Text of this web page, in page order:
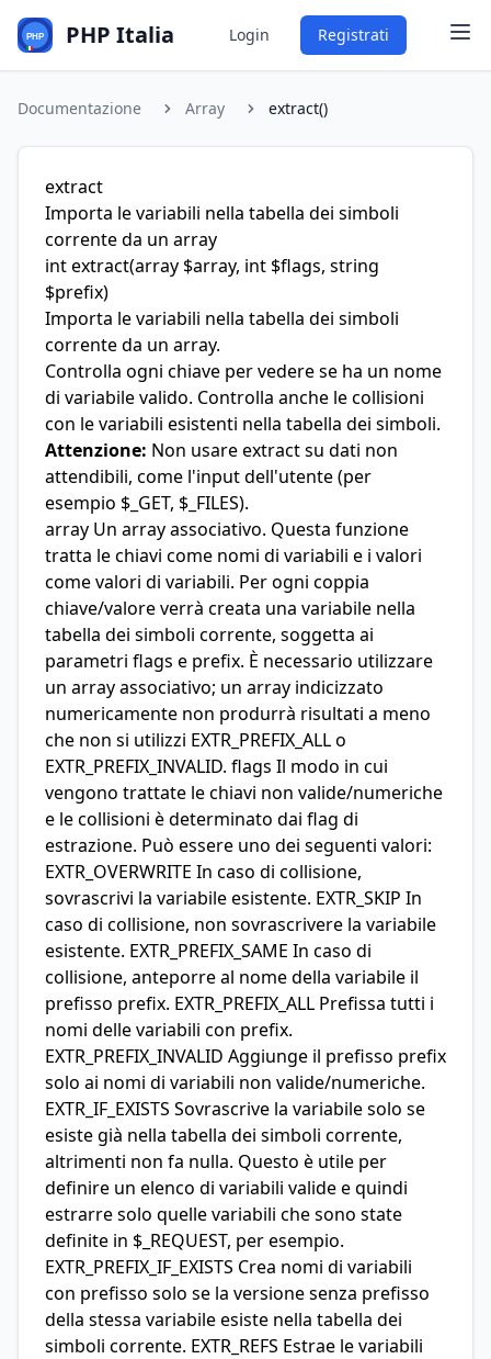
PHP Italia Login Registrati
Documentazione Array extract()
extract
Importa le variabili nella tabella dei simboli
corrente da un array
intextract(array $array, int $flags, string
$prefix)
Importa le variabili nella tabella dei simboli
corrente da un array.
Controlla ogni chiave per vedere se ha un nome
di variabile valido. Controlla anche le collisioni
con le variabili esistenti nella tabella dei simboli.
Attenzione: Non usare extract su dati non
attendibili, come l'input dell'utente (per
esempio $_GET, $_FILES).
array Un array associativo. Questa funzione
tratta le chiavi come nomi di variabili e i valori
come valori di variabili. Per ogni coppia
chiave/valore verrà creata una variabile nella
tabella dei simboli corrente, soggetta ai
parametri flags e prefix. È necessario utilizzare
un array associativo; un array indicizzato
numericamente non produrrà risultati a meno
che non si utilizzi EXTR_PREFIX_ALL o
EXTR_PREFIX_INVALID. flags Il modo in cui
vengono trattate le chiavi non valide/numeriche
e le collisioni è determinato dai flag di
estrazione. Può essere uno dei seguenti valori:
EXTR_OVERWRITE In caso di collisione,
sovrascrivi la variabile esistente. EXTR_SKIP In
caso di collisione, non sovrascrivere la variabile
esistente. EXTR_PREFIX_SAME In caso di
collisione, anteporre al nome della variabile il
prefisso prefix. EXTR_PREFIX_ALL Prefissa tutti i
nomi delle variabili con prefix.
EXTR_PREFIX_INVALID Aggiunge il prefisso prefix
solo ai nomi di variabili non valide/numeriche.
EXTR_IF_EXISTS Sovrascrive la variabile solo se
esiste già nella tabella dei simboli corrente,
altrimenti non fa nulla. Questo è utile per
definire un elenco di variabili valide e quindi
estrarre solo quelle variabili che sono state
definite in $_REQUEST, per esempio.
EXTR_PREFIX_IF_EXISTS Crea nomi di variabili
con prefisso solo se la versione senza prefisso
della stessa variabile esiste nella tabella dei
simboli corrente. EXTR_REFS Estrae le variabili